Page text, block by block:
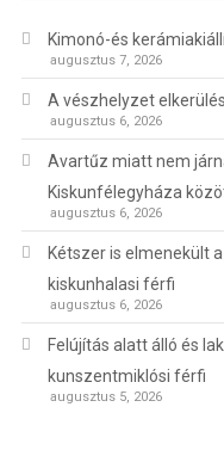
Kimonó-és
augusztus 7, 2026
A vészhelyzet
augusztus 6, 2026
Avartűz miatt nem
Kiskunfélegyháza
augusztus 6, 2026
Kétszer is elmenekült
kiskunhalasi férfi
augusztus 6, 2026
Felújítás alatt álló és
kunszentmiklósi férfi
augusztus 5, 2026